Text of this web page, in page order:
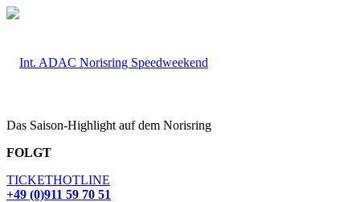
Das Saison-Highlight auf dem Norisring
FOLGT
TICKETHOTLINE
+49 (0)911 59 70 51